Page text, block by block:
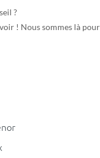
?
! Nous sommes là pour